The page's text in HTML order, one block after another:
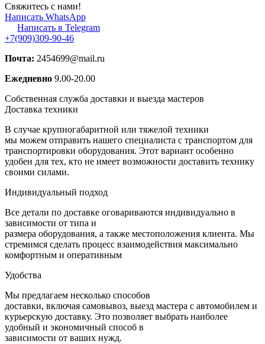
Свяжитесь с нами!
Написать WhatsApp
Написать в Telegram
+7(909)309-90-46
Почта: 2454699@mail.ru
Ежедневно 9.00-20.00
Собственная служба доставки и выезда мастеров
Доставка техники
В случае крупногабаритной или тяжелой техники
мы можем отправить нашего специалиста с транспортом для
транспортировки оборудования. Этот вариант особенно
удобен для тех, кто не имеет возможности доставить технику
своими силами.
Индивидуальный подход
Все детали по доставке оговариваются индивидуально в
зависимости от типа и
размера оборудования, а также местоположения клиента. Мы
стремимся сделать процесс взаимодействия максимально
комфортным и оперативным
Удобства
Мы предлагаем несколько способов
доставки, включая самовывоз, выезд мастера с автомобилем и
курьерскую доставку. Это позволяет выбрать наиболее
удобный и экономичный способ в
зависимости от ваших нужд.